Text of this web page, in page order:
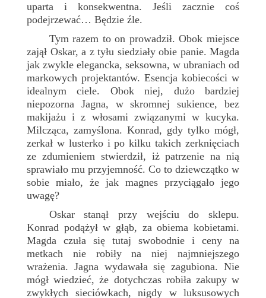
uparta i konsekwentna. Jeśli zacznie coś
podejrzewać… Będzie źle.
Tym razem to on prowadził. Obok miejsce
zajął Oskar, a z tyłu siedziały obie panie. Magda
jak zwykle elegancka, seksowna, w ubraniach od
markowych projektantów. Esencja kobiecości w
idealnym ciele. Obok niej, dużo bardziej
niepozorna Jagna, w skromnej sukience, bez
makijażu i z włosami związanymi w kucyka.
Milcząca, zamyślona. Konrad, gdy tylko mógł,
zerkał w lusterko i po kilku takich zerknięciach
ze zdumieniem stwierdził, iż patrzenie na nią
sprawiało mu przyjemność. Co to dziewczątko w
sobie miało, że jak magnes przyciągało jego
uwagę?
Oskar stanął przy wejściu do sklepu.
Konrad podążył w głąb, za obiema kobietami.
Magda czuła się tutaj swobodnie i ceny na
metkach nie robiły na niej najmniejszego
wrażenia. Jagna wydawała się zagubiona. Nie
mógł wiedzieć, że dotychczas robiła zakupy w
zwykłych sieciówkach, nigdy w luksusowych